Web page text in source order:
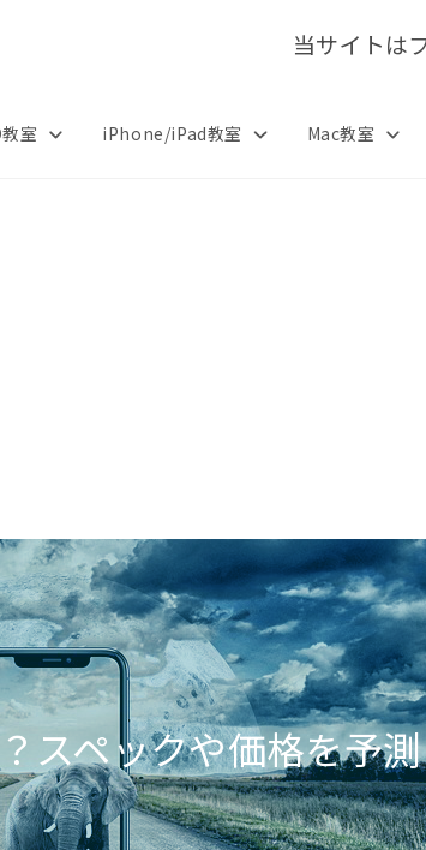
当サイトは
室 iPhone/iPad教室 Mac教室
ペックや価格を予